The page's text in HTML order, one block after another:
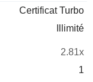
Certificat Turbo
Illimité
2.81x
1